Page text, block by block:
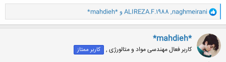
و
ا
ک
ن
ش
ه
ا
naghmeirani
,
ALIREZA.F.1988 و *mahdieh*
*mahdieh*
کاربر فعال مهندسی مواد و متالورژی , کاربر ممتاز